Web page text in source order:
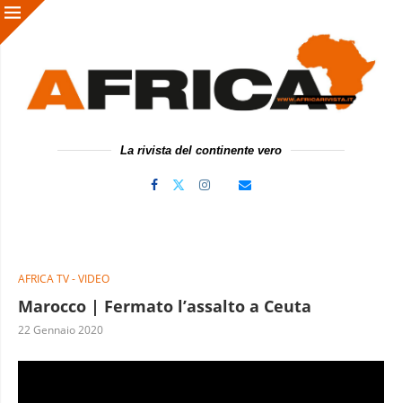
La rivista del continente vero
AFRICA TV - VIDEO
Marocco | Fermato l’assalto a Ceuta
22 Gennaio 2020